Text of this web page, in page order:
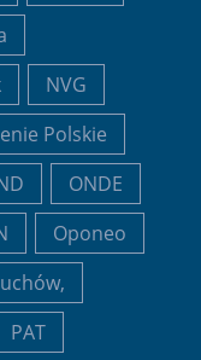
NVG
Polskie
ONDE
Oponeo
PAT